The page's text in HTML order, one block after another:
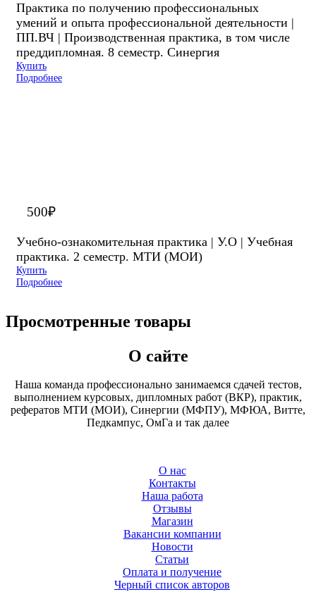
Практика по получению профессиональных
умений и опыта профессиональной деятельности |
ПП.ВЧ | Производственная практика, в том числе
преддипломная. 8 семестр. Синергия
Купить
Подробнее
500₽
Учебно-ознакомительная практика | У.О | Учебная
практика. 2 семестр. МТИ (МОИ)
Купить
Подробнее
Просмотренные товары
О сайте
Наша команда профессионально занимаемся сдачей тестов,
выполнением курсовых, дипломных работ (ВКР), практик,
рефератов МТИ (МОИ), Синергии (МФПУ), МФЮА, Витте,
Педкампус, ОмГа и так далее
О нас
Контакты
Наша работа
Отзывы
Магазин
Вакансии компании
Новости
Статьи
Оплата и получение
Черный список авторов